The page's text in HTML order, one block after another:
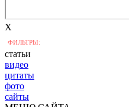
X
ФИЛЬТРЫ:
статьи
видео
цитаты
фото
сайты